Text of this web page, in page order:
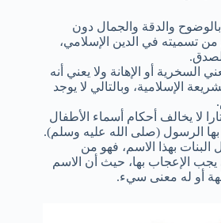
والدقة والجمال دون
من تسميته في الدين الإسلامي،
السخرية أو الإهانة ولا يعني أنه
الإسلامية، وبالتالي لا يوجد
لا يخالف أحكام أسماء الأطفال
بها الرسول (صلى الله عليه وسلم).
البنات بهذا الاسم، فهو من
يجب الإعجاب بها، حيث أن الاسم
أو له معنى سيء.